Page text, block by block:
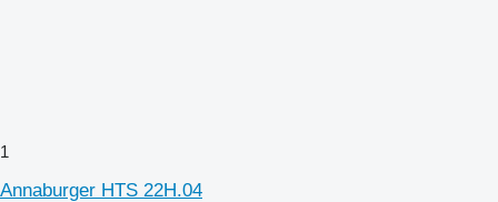
1
Annaburger HTS 22H.04